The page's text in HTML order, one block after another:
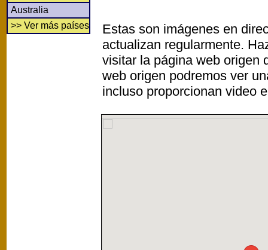
Australia
>> Ver más países
Estas son imágenes en
actualizan regularmente.
visitar la página web origen
web origen podremos ver
incluso proporcionan video